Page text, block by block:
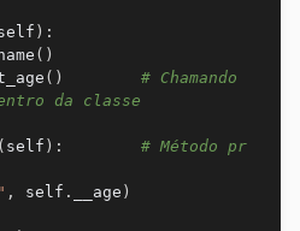
) :
( )
( )
# Chamando
da classe
( self ) :
# Método pr
, self . __age )